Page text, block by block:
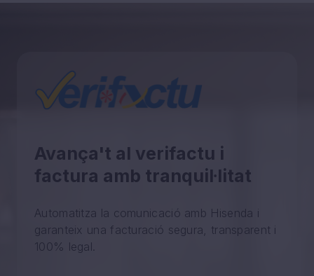
Avança't al verifactu i
factura amb tranquil·litat
Automatitza la comunicació amb Hisenda i
garanteix una facturació segura, transparent i
100% legal.